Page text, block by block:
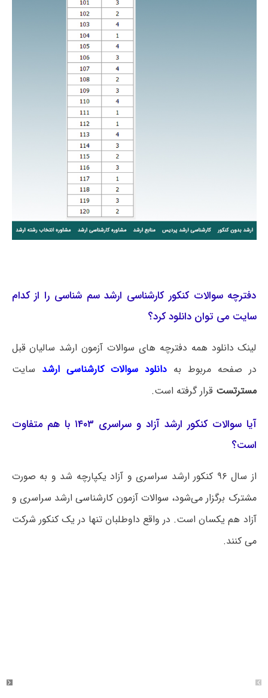
دفترچه سوالات کنکور کارشناسی ارشد سم شناسی را از کدام
سایت می توان دانلود کرد؟
لینک دانلود همه دفترچه های سوالات آزمون ارشد سالیان قبل
در صفحه مربوط به دانلود سوالات کارشناسی ارشد سایت
مسترتست قرار گرفته است.
آیا سوالات کنکور ارشد آزاد و سراسری ۱۴۰۳ با هم متفاوت
است؟
از سال ۹۶ کنکور ارشد سراسری و آزاد یکپارچه شد و به صورت
مشترک برگزار می‌شود، سوالات آزمون کارشناسی ارشد سراسری و
آزاد هم یکسان است. در واقع داوطلبان تنها در یک کنکور شرکت
می کنند.